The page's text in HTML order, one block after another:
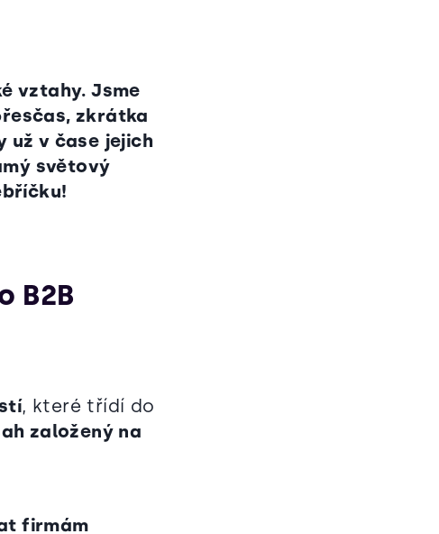
vztahy. Jsme
zkrátka
už v čase jejich
světový
B2B
, které třídí do
založený na
firmám